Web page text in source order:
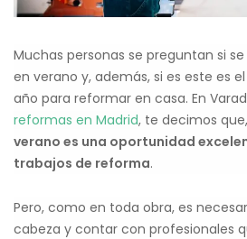
Muchas personas se preguntan si
en verano y, además, si es este es
año para reformar en casa. En
reformas en Madrid, te decimos
verano es una oportunidad
trabajos de reforma.
Pero, como en toda obra, es
cabeza y contar con profesionales